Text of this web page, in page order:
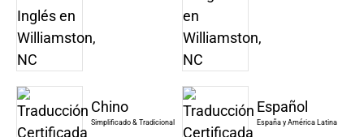
Chino
Simplificado & Tradicional
Español
España y América Latina